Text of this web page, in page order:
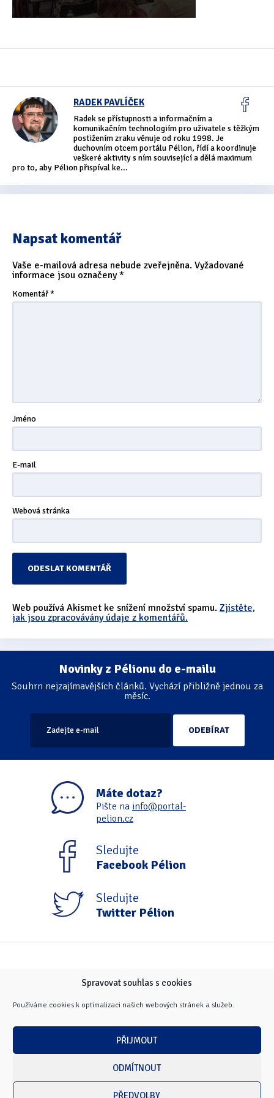
Spravovat souhlas s cookies
Používáme cookies k optimalizaci našich webových stránek a služeb.
PŘIJMOUT
ODMÍTNOUT
PŘEDVOLBY
Pozvánky & oznámení(67)
Pracuji sluchem a hmatem(566)
Pracuji zrakem(456)
Pracuji zrakem a sluchem(515)
Služby(115)
Asistivní software(428)
Běžný software
RADEK PAVLÍČEK
Radek se přístupnosti a informačním a
komunikačním technologiím pro uživatele s těžkým
postižením zraku věnuje od roku 1998. Je
duchovním otcem portálu Pélion, řídí a koordinuje
veškeré aktivity s ním související a dělá maximum
pro to, aby Pélion přispíval ke...
Napsat komentář
Vaše e-mailová adresa nebude zveřejněna. Vyžadované
informace jsou označeny*
Komentář*
Jméno
E-mail
Webová stránka
Web používá Akismet ke snížení množství spamu. Zjistěte,
jak jsou zpracovávány údaje z komentářů.
Novinky z Pélionu do e-mailu
Souhrn nejzajímavějších článků. Vychází přibližně jednou za
měsíc.
Máte dotaz?
Pište na info@portal-
pelion.cz
Sledujte
Facebook Pélion
Sledujte
Twitter Pélion